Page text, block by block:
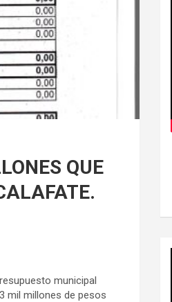
QUE
municipal
mil millones de pesos